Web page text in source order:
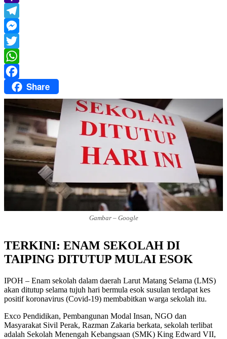
Yahoo
Mail
Telegram
Messenger
Twitter
WhatsApp
FacebookShare
Gambar – Google
TERKINI: ENAM SEKOLAH DI
TAIPING DITUTUP MULAI ESOK
IPOH – Enam sekolah dalam daerah Larut Matang Selama (LMS)
akan ditutup selama tujuh hari bermula esok susulan terdapat kes
positif koronavirus (Covid-19) membabitkan warga sekolah itu.
Exco Pendidikan, Pembangunan Modal Insan, NGO dan
Masyarakat Sivil Perak, Razman Zakaria berkata, sekolah terlibat
adalah Sekolah Menengah Kebangsaan (SMK) King Edward VII,